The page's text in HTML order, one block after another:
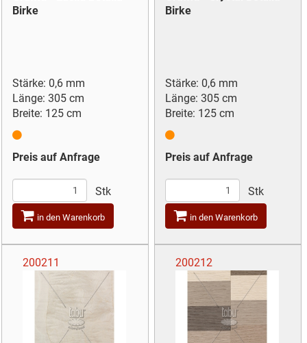
Birke
Stärke: 0,6 mm
Länge: 305 cm
Breite: 125 cm
Preis auf Anfrage
Stk
in den Warenkorb
Birke
Stärke: 0,6 mm
Länge: 305 cm
Breite: 125 cm
Preis auf Anfrage
Stk
in den Warenkorb
200211 200212